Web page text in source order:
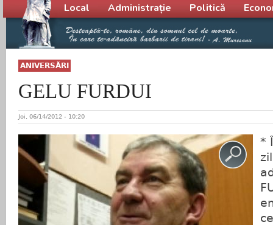
ANIVERSĂRI
GELU FURDUI
Joi, 06/14/2012 - 10:20
*
Local Administrație Politică